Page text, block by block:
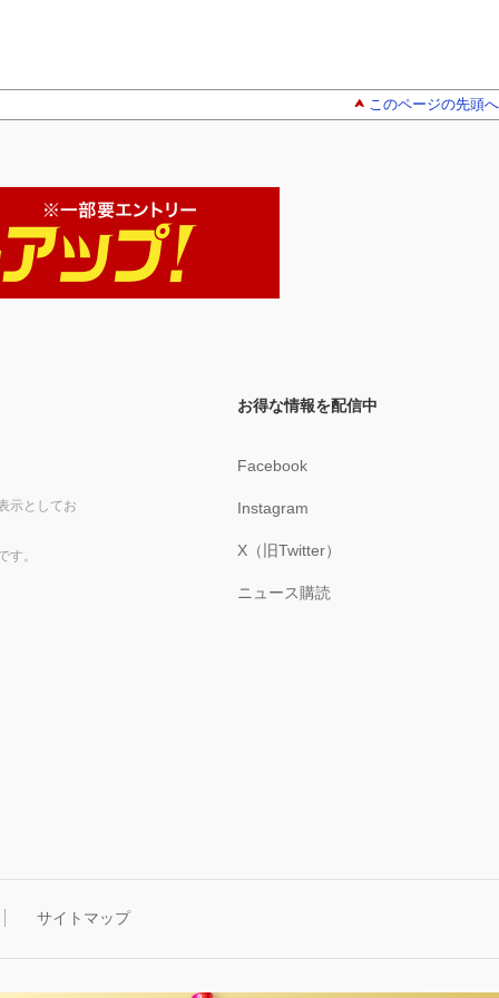
このページの先頭へ
示としてお
す。
お得な情報を配信中
Facebook
Instagram
X（旧Twitter）
ニュース購読
サイトマップ